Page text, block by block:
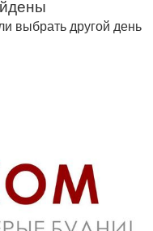
выбрать другой день